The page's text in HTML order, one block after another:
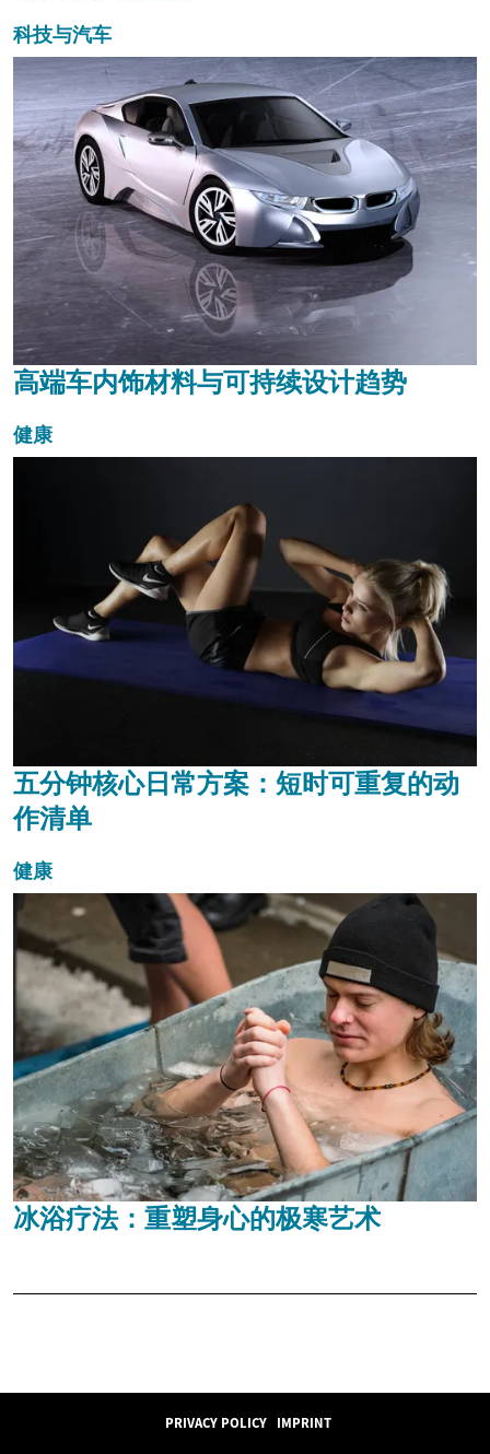
科技与汽车
高端车内饰材料与可持续设计趋势
健康
五分钟核心日常方案：短时可重复的动
作清单
健康
冰浴疗法：重塑身心的极寒艺术
PRIVACY POLICY IMPRINT